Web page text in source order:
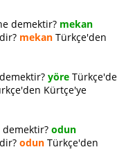
demektir? mekan
mekan Türkçe'den
yöre
Kürtçe'ye
odun
odun Türkçe'den